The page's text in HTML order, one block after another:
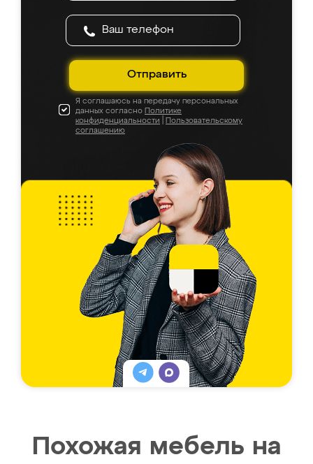
Отправить
Я соглашаюсь на передачу персональных
данных согласно Политике
конфиденциальности
Пользовательскому
соглашению
Похожая мебель на